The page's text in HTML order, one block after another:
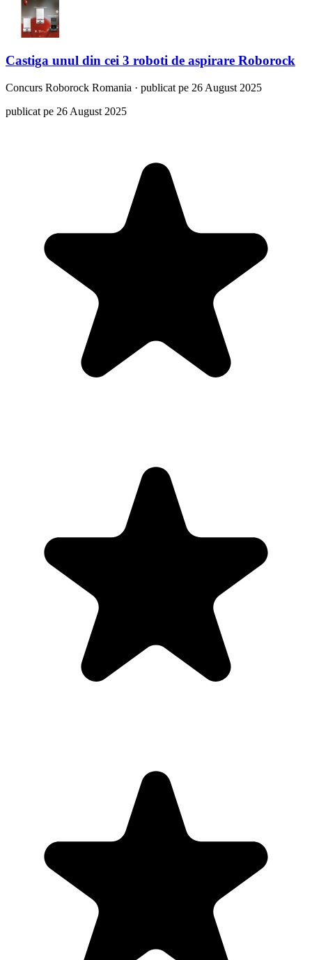
Castiga unul din cei 3 roboti de aspirare Roborock
Concurs Roborock Romania · publicat pe 26 August 2025
publicat pe 26 August 2025